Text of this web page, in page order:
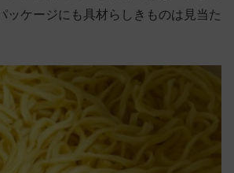
ッケージにも具材らしきものは見当た